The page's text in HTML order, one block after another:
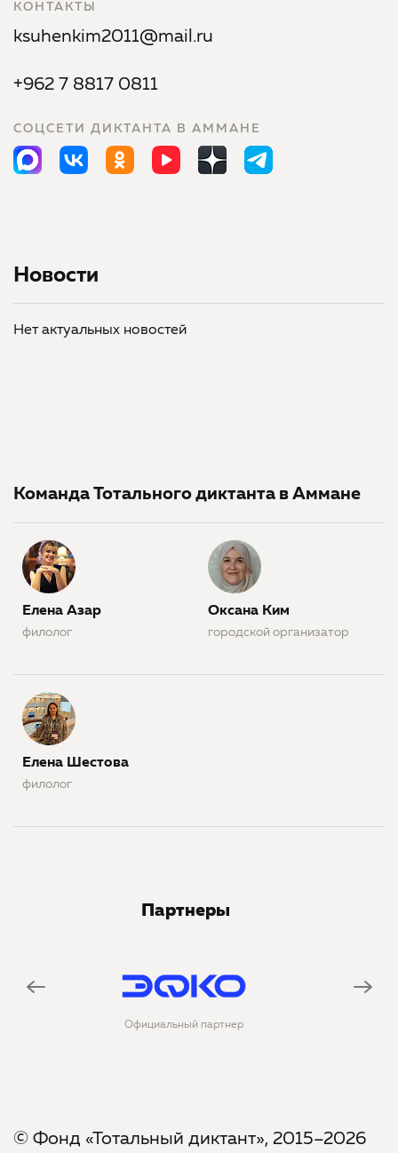
КОНТАКТЫ
ksuhenkim2011@mail.ru
+962 7 8817 0811
СОЦСЕТИ ДИКТАНТА В АММАНЕ
Новости
Нет актуальных новостей
Команда Тотального диктанта в Аммане
Елена Азар
филолог
Оксана Ким
городской организатор
Елена Шестова
филолог
Партнеры
© Фонд «Тотальный диктант», 2015–2026